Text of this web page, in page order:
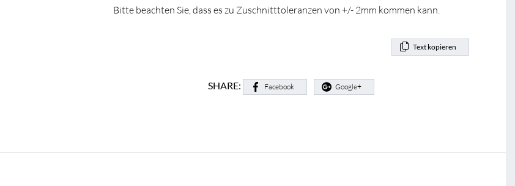
Bitte beachten Sie, dass es zu Zuschnitttoleranzen von +/- 2mm kommen kann.
Text kopieren
SHARE: Facebook Google+